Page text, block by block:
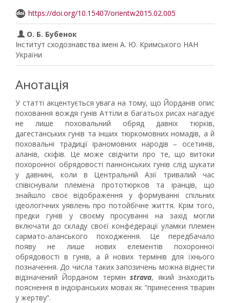
https://doi.org/10.15407/orientw2015.02.005
О. Б. Бубенок
Інститут сходознавства імені А. Ю. Кримського НАН
України
Анотація
У статті акцентується увага на тому, що Йорданів опис
поховання вождя гунів Аттіли в багатьох рисах нагадує
не лише поховальний обряд давніх тюрків,
дагестанських гунів та інших тюркомовних номадів, а й
поховальні традиції іраномовних народів – осетинів,
аланів, скіфів. Це може свідчити про те, що витоки
похоронної обрядовості паннонських гунів слід шукати
у давнині, коли в Центральній Азії тривалий час
співіснували племена прототюрков та іранців, що
знайшло своє відображення у формуванні спільних
ідеологічних уявлень про потойбічне життя. Крім того,
предки гунів у своєму просуванні на захід могли
включати до складу своєї конфедерації уламки племен
сармато-аланського походження. Це передбачало
появу не лише нових елементів похоронної
обрядовості в гунів, а й нових термінів для їхнього
позначення. До числа таких запозичень можна віднести
відзначений Йорданом термінstrava, який знаходить
пояснення в індоіранських мовах як “принесення тварин
у жертву”.